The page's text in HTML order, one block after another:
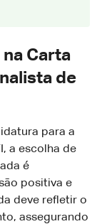
Carta
de
para a
a escolha de
é
positiva e
deve refletir o
assegurando